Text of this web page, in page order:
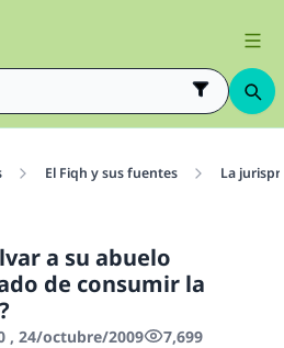
El Fiqh y sus fuentes La
a su abuelo
de consumir la
, 24/octubre/2009 7,699